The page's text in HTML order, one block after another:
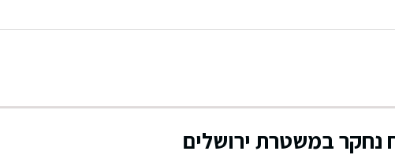
נחקר במשטרת ירושלים